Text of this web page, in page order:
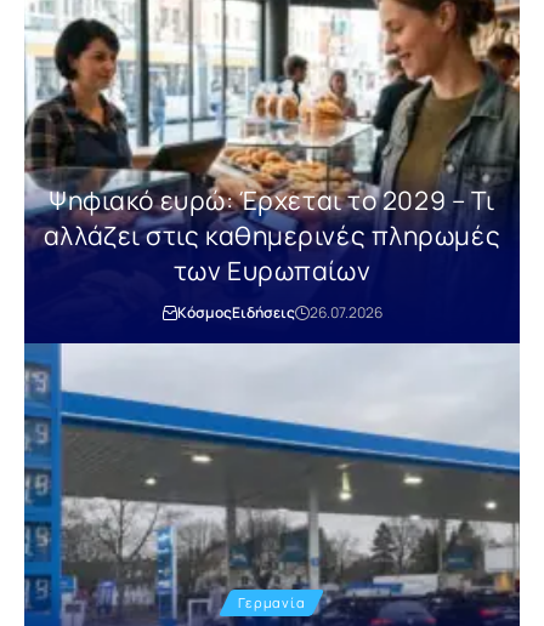
Ψηφιακό ευρώ: Έρχεται το 2029 – Τι
αλλάζει στις καθημερινές πληρωμές
των Ευρωπαίων
ΚόσμοςΕιδήσεις 26.07.2026
Γερμανία